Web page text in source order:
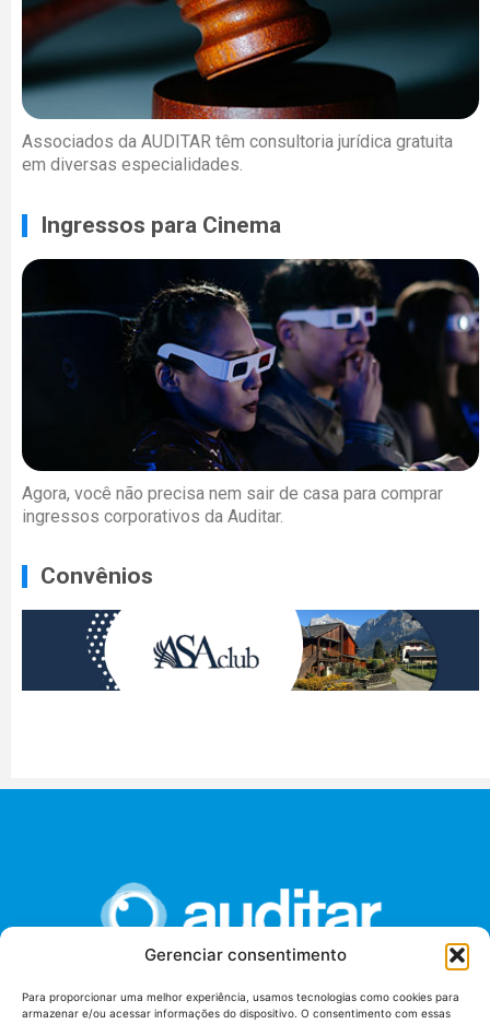
Gerenciar consentimento
Para proporcionar uma melhor experiência, usamos tecnologias como cookies para
armazenar e/ou acessar informações do dispositivo. O consentimento com essas
Associados da AUDITAR têm consultoria jurídica gratuita
em diversas especialidades.
Ingressos para Cinema
Agora, você não precisa nem sair de casa para comprar
ingressos corporativos da Auditar.
Convênios
União dos Auditores Federais de Controle Externo -